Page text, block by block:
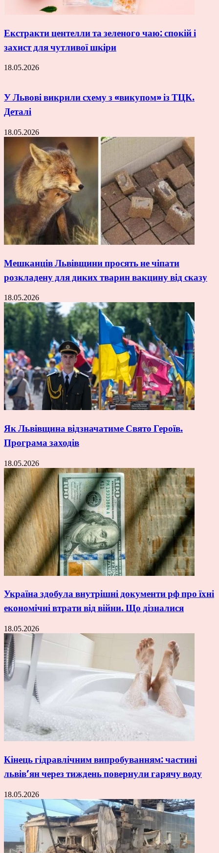
Екстракти центелли та зеленого чаю: спокій і
захист для чутливої шкіри
18.05.2026
У Львові викрили схему з «викупом» із ТЦК.
Деталі
18.05.2026
Мешканців Львівщини просять не чіпати
розкладену для диких тварин вакцину від сказу
18.05.2026
Як Львівщина відзначатиме Свято Героїв.
Програма заходів
18.05.2026
Україна здобула внутрішні документи рф про їхні
економічні втрати від війни. Що дізналися
18.05.2026
Кінець гідравлічним випробуванням: частині
львів’ян через тиждень повернули гарячу воду
18.05.2026